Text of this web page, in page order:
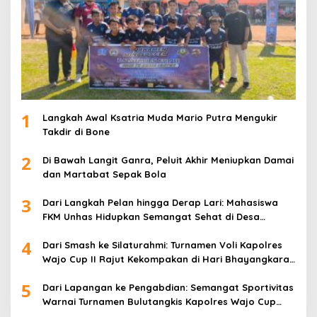
1
Langkah Awal Ksatria Muda Mario Putra Mengukir
Takdir di Bone
2
Di Bawah Langit Ganra, Peluit Akhir Meniupkan Damai
dan Martabat Sepak Bola
3
Dari Langkah Pelan hingga Derap Lari: Mahasiswa
FKM Unhas Hidupkan Semangat Sehat di Desa
4
Dari Smash ke Silaturahmi: Turnamen Voli Kapolres
Wajo Cup II Rajut Kekompakan di Hari Bhayangkara
5
Dari Lapangan ke Pengabdian: Semangat Sportivitas
Warnai Turnamen Bulutangkis Kapolres Wajo Cup